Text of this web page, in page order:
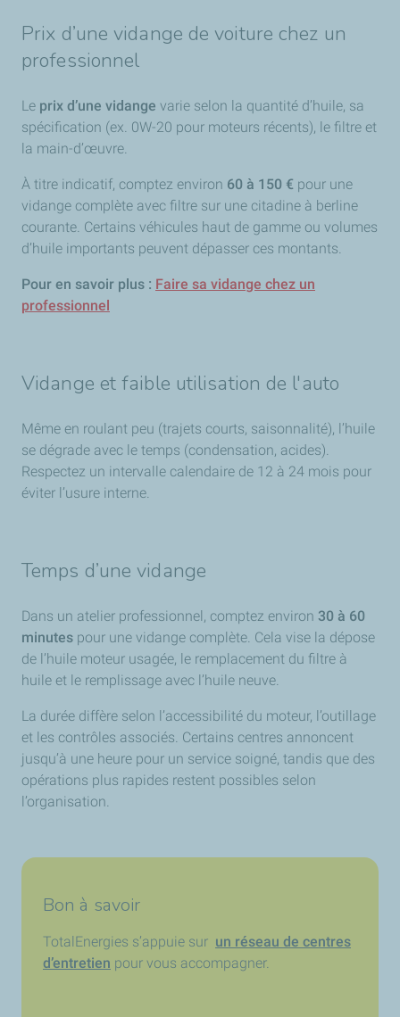
Prix d’une vidange de voiture chez un
professionnel
Le prix d’une vidange varie selon la quantité d’huile, sa
spécification (ex. 0W-20 pour moteurs récents), le filtre et
la main-d’œuvre.
À titre indicatif, comptez environ 60 à 150 € pour une
vidange complète avec filtre sur une citadine à berline
courante. Certains véhicules haut de gamme ou volumes
d’huile importants peuvent dépasser ces montants.
Pour en savoir plus : Faire sa vidange chez un
professionnel
Vidange et faible utilisation de l'auto
Même en roulant peu (trajets courts, saisonnalité), l’huile
se dégrade avec le temps (condensation, acides).
Respectez un intervalle calendaire de 12 à 24 mois pour
éviter l’usure interne.
Temps d’une vidange
Dans un atelier professionnel, comptez environ 30 à 60
minutes pour une vidange complète. Cela vise la dépose
de l’huile moteur usagée, le remplacement du filtre à
huile et le remplissage avec l’huile neuve.
La durée diffère selon l’accessibilité du moteur, l’outillage
et les contrôles associés. Certains centres annoncent
jusqu’à une heure pour un service soigné, tandis que des
opérations plus rapides restent possibles selon
l’organisation.
Bon à savoir
TotalEnergies s’appuie sur un réseau de centres
d’entretien pour vous accompagner.